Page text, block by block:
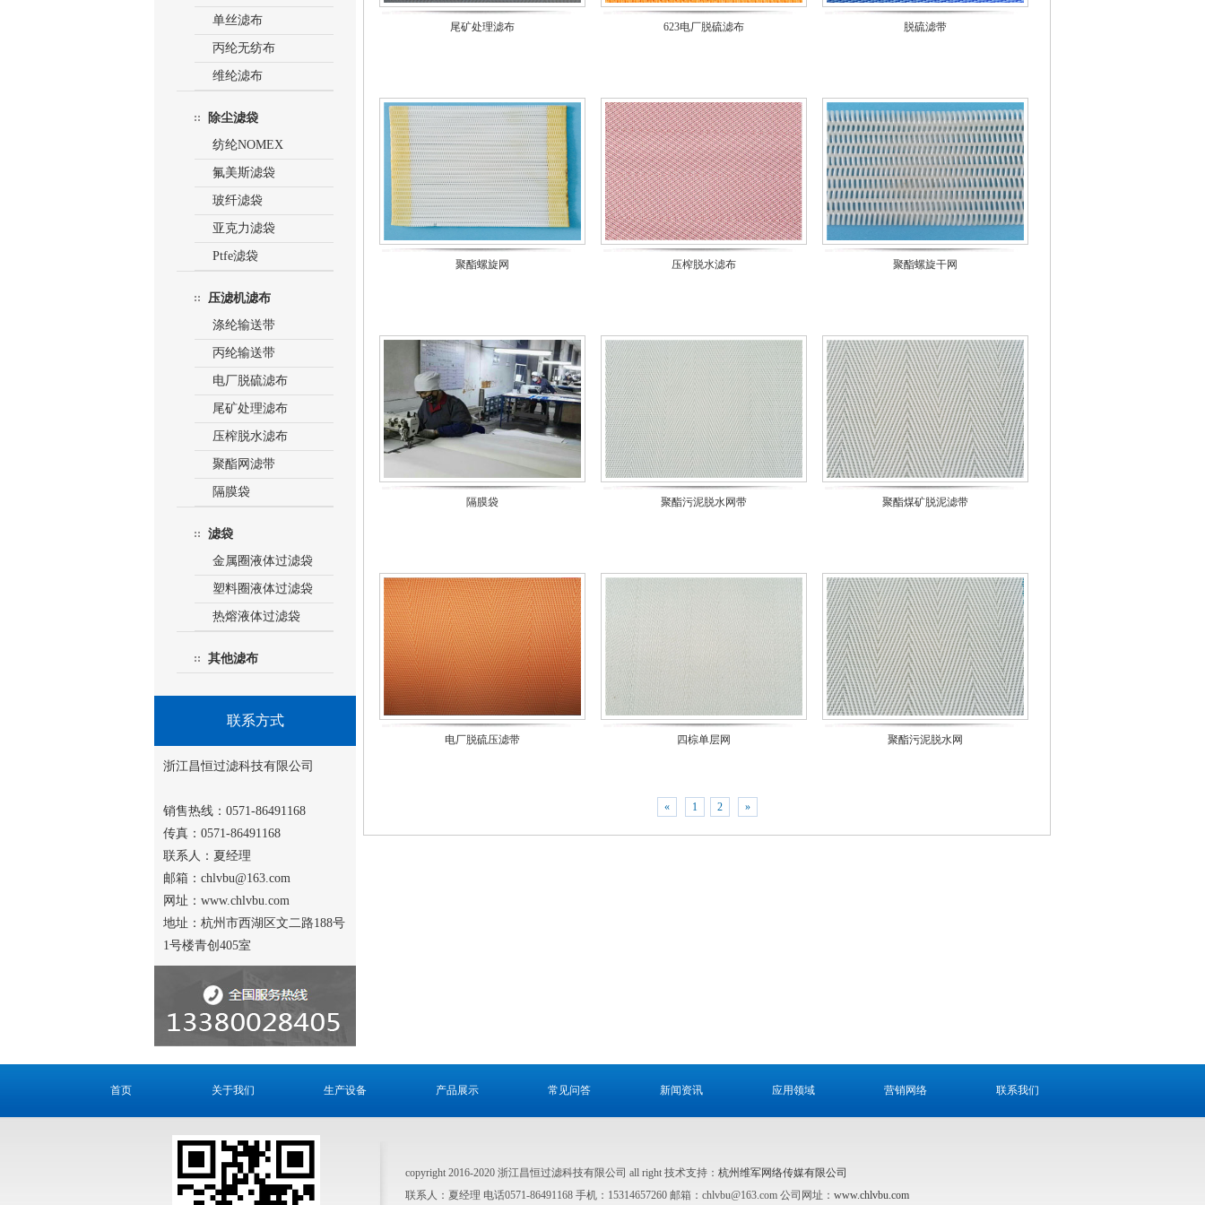
单丝滤布
丙纶无纺布
维纶滤布
除尘滤袋
纺纶NOMEX
氟美斯滤袋
玻纤滤袋
亚克力滤袋
Ptfe滤袋
压滤机滤布
涤纶输送带
丙纶输送带
电厂脱硫滤布
尾矿处理滤布
压榨脱水滤布
聚酯网滤带
隔膜袋
滤袋
金属圈液体过滤袋
塑料圈液体过滤袋
热熔液体过滤袋
其他滤布
联系方式
浙江昌恒过滤科技有限公司
销售热线：0571-86491168
传真：0571-86491168
联系人：夏经理
邮箱：chlvbu@163.com
网址：www.chlvbu.com
地址：杭州市西湖区文二路188号
1号楼青创405室
尾矿处理滤布 623电厂脱硫滤布 脱硫滤带
聚酯螺旋网 压榨脱水滤布 聚酯螺旋干网
隔膜袋 聚酯污泥脱水网带 聚酯煤矿脱泥滤带
电厂脱硫压滤带 四棕单层网 聚酯污泥脱水网
« 1 2 »
首页 关于我们 生产设备 产品展示 常见问答 新闻资讯 应用领域 营销网络 联系我们
copyright 2016-2020 浙江昌恒过滤科技有限公司 all right 技术支持： 杭州维军网络传媒有限公司
联系人：夏经理 电话0571-86491168 手机：15314657260 邮箱：chlvbu@163.com 公司网址： www.chlvbu.com